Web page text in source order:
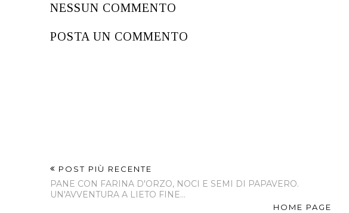
NESSUN COMMENTO
POSTA UN COMMENTO
POST PIÙ RECENTE
PANE CON FARINA D'ORZO, NOCI E SEMI DI PAPAVERO.
UN'AVVENTURA A LIETO FINE...
HOME PAGE